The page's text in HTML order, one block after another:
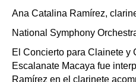
Ana Catalina Ramírez,
National Symphony
El Concierto para Clainete y
Escalanate Macaya fue
Ramírez en el clarinete